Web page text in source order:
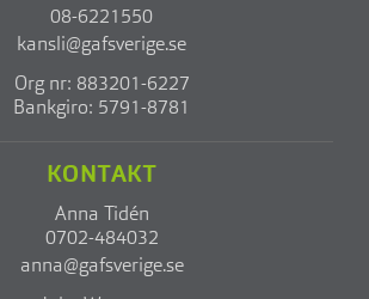
08-6221550
kansli@gafsverige.se
Org nr: 883201-6227
Bankgiro: 5791-8781
KONTAKT
Anna Tidén
0702-484032
anna@gafsverige.se